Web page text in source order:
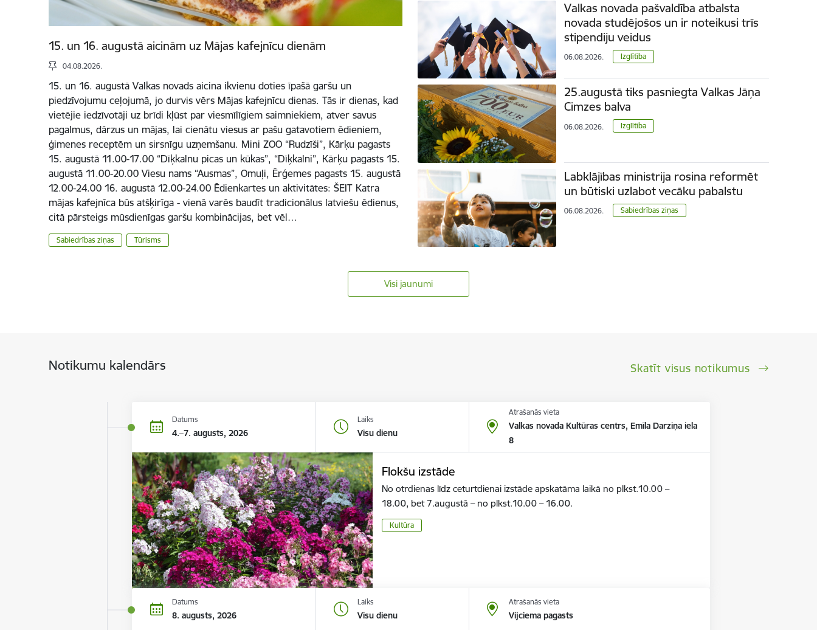
15. un 16. augustā aicinām uz Mājas kafejnīcu dienām
04.08.2026.
15. un 16. augustā Valkas novads aicina ikvienu doties īpašā garšu un
piedzīvojumu ceļojumā, jo durvis vērs Mājas kafejnīcu dienas. Tās ir dienas, kad
vietējie iedzīvotāji uz brīdi kļūst par viesmīlīgiem saimniekiem, atver savus
pagalmus, dārzus un mājas, lai cienātu viesus ar pašu gatavotiem ēdieniem,
ģimenes receptēm un sirsnīgu uzņemšanu. Mini ZOO “Rudzīši”, Kārķu pagasts
15. augustā 11.00-17.00 “Dīķkalnu picas un kūkas”, “Dīķkalni”, Kārķu pagasts 15.
augustā 11.00-20.00 Viesu nams “Ausmas”, Omuļi, Ērģemes pagasts 15. augustā
12.00-24.00 16. augustā 12.00-24.00 Ēdienkartes un aktivitātes: ŠEIT Katra
mājas kafejnīca būs atšķirīga - vienā varēs baudīt tradicionālus latviešu ēdienus,
citā pārsteigs mūsdienīgas garšu kombinācijas, bet vēl…
Sabiedrības ziņas Tūrisms
Valkas novada pašvaldība atbalsta
novada studējošos un ir noteikusi trīs
stipendiju veidus
06.08.2026. Izglītība
25.augustā tiks pasniegta Valkas Jāņa
Cimzes balva
06.08.2026. Izglītība
Labklājības ministrija rosina reformēt
un būtiski uzlabot vecāku pabalstu
06.08.2026. Sabiedrības ziņas
Visi jaunumi
Notikumu kalendārs Skatīt visus notikumus
Datums
4.–7. augusts, 2026
Laiks
Visu dienu
Atrašanās vieta
Valkas novada Kultūras centrs, Emīla Darziņa iela
8
Flokšu izstāde
No otrdienas līdz ceturtdienai izstāde apskatāma laikā no plkst.10.00 –
18.00, bet 7.augustā – no plkst.10.00 – 16.00.
Kultūra
Datums
8. augusts, 2026
Laiks
Visu dienu
Atrašanās vieta
Vijciema pagasts